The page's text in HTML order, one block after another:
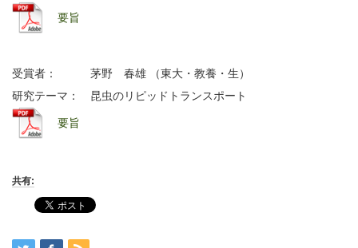
要旨
受賞者： 茅野 春雄 （東大・教養・生）
研究テーマ： 昆虫のリピッドトランスポート
要旨
共有: